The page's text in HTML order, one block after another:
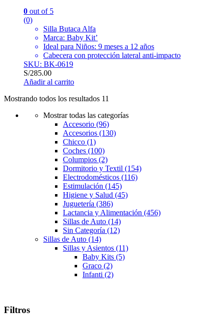
0 out of 5
(0)
Silla Butaca Alfa
Marca: Baby Kit’
Ideal para Niños: 9 meses a 12 años
Cabecera con protección lateral anti-impacto
SKU: BK-0619
S/285.00
Añadir al carrito
Mostrando todos los resultados 11
Mostrar todas las categorías
Accesorio (96)
Accesorios (130)
Chicco (1)
Coches (100)
Columpios (2)
Dormitorio y Textil (154)
Electrodomésticos (116)
Estimulación (145)
Higiene y Salud (45)
Juguetería (386)
Lactancia y Alimentación (456)
Sillas de Auto (14)
Sin Categoría (12)
Sillas de Auto (14)
Sillas y Asientos (11)
Baby Kits (5)
Graco (2)
Infanti (2)
Filtros